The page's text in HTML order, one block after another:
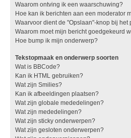
Waarom ontving ik een waarschuwing?
Hoe kan ik berichten aan een moderator
Waarvoor dient de "Opslaan"-knop bij het
Waarom moet mijn bericht goedgekeurd
Hoe bump ik mijn onderwerp?
Tekstopmaak en onderwerp soorten
Wat is BBCode?
Kan ik HTML gebruiken?
Wat zijn Smilies?
Kan ik afbeeldingen plaatsen?
Wat zijn globale mededelingen?
Wat zijn mededelingen?
Wat zijn sticky onderwerpen?
Wat zijn gesloten onderwerpen?